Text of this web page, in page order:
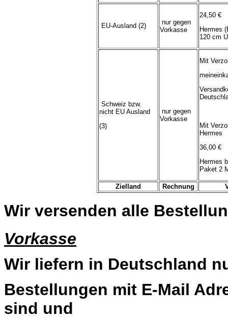
Zielland Rechnung
EU-Ausland (2)
nur gegen
Vorkasse
24,50 €
Hermes
120 cm
Schweiz bzw.
nicht EU Ausland
(3)
nur gegen
Vorkasse
Mit
Mit
Hermes
36,00 €
Hermes
Paket 2
Wir versenden alle
Vorkasse
Wir liefern in Deutschland
Bestellungen mit E-Mail
sind und